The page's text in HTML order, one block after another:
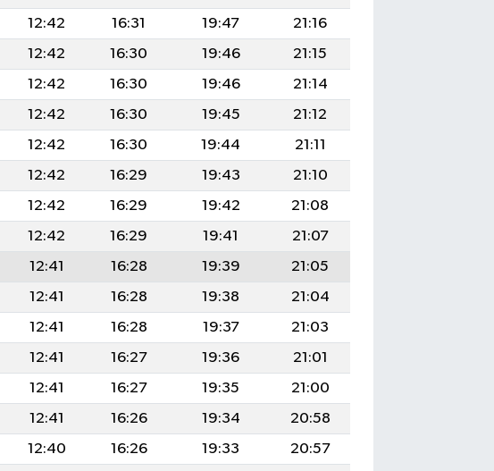
12:42 16:31 19:47
21:16
12:42 16:30 19:46
21:15
12:42 16:30 19:46
21:14
12:42 16:30 19:45
21:12
12:42 16:30 19:44
21:11
12:42 16:29 19:43
21:10
12:42 16:29 19:42
21:08
12:42 16:29 19:41
21:07
12:41 16:28 19:39
21:05
12:41 16:28 19:38
21:04
12:41 16:28 19:37
21:03
12:41 16:27 19:36
21:01
12:41 16:27 19:35
21:00
12:41 16:26 19:34
20:58
12:40 16:26 19:33
20:57